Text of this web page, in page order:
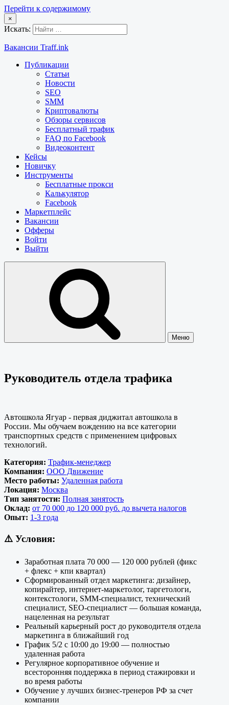
Перейти к содержимому
×
Искать:
Вакансии Traff.ink
Публикации
Статьи
Новости
SEO
SMM
Криптовалюты
Обзоры сервисов
Бесплатный трафик
FAQ по Facebook
Видеоконтент
Кейсы
Новичку
Инструменты
Бесплатные прокси
Калькулятор
Facebook
Маркетплейс
Вакансии
Офферы
Войти
Выйти
Меню
Руководитель отдела трафика
Автошкола Ягуар - первая диджитал автошкола в
России. Мы обучаем вождению на все категории
транспортных средств с применением цифровых
технологий.
Категория: Трафик-менеджер
Компания: ООО Движение
Место работы: Удаленная работа
Локация: Москва
Тип занятости: Полная занятость
Оклад: от 70 000 до 120 000 руб. до вычета налогов
Опыт: 1-3 года
⚠️ Условия:
Заработная плата 70 000 — 120 000 рублей (фикс
+ флекс + кпи квартал)
Сформированный отдел маркетинга: дизайнер,
копирайтер, интернет-маркетолог, таргетологи,
контекстологи, SMM-специалист, технический
специалист, SEO-специалист — большая команда,
нацеленная на результат
Реальный карьерный рост до руководителя отдела
маркетинга в ближайший год
График 5/2 с 10:00 до 19:00 — полностью
удаленная работа
Регулярное корпоративное обучение и
всесторонняя поддержка в период стажировки и
во время работы
Обучение у лучших бизнес-тренеров РФ за счет
компании